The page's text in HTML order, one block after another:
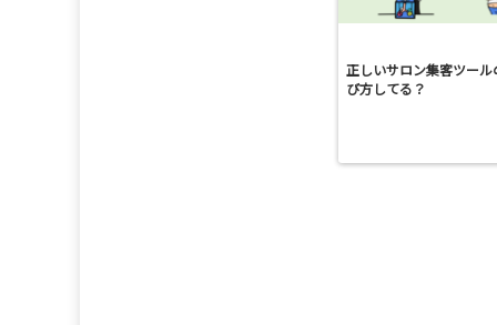
正しいサロン集客ツール
び方してる？